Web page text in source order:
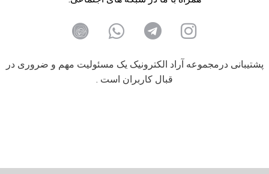
پشتیبانی درمجموعه آراد الکترونیک یک مسئولیت مهم و ضروری در
قبال کاربران است .